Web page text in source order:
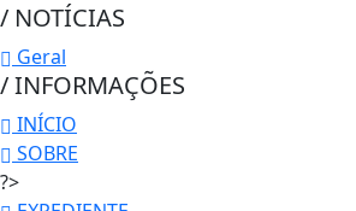
/ NOTÍCIAS
Geral
/ INFORMAÇÕES
INÍCIO
SOBRE
?>